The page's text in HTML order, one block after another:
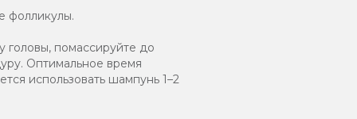
фолликулы.
помассируйте до
Оптимальное время
использовать шампунь 1–2